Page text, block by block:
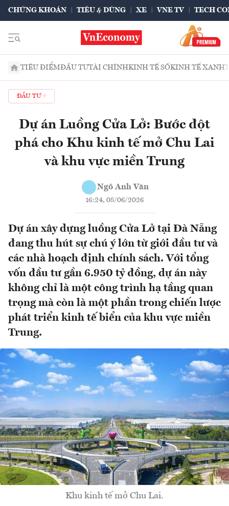
CHỨNG KHOÁN TIÊU & DÙNG XE VNE TV TECH
TIÊU ĐIỂMĐẦU TƯTÀI CHÍNHKINH TẾ SỐKINH TẾ XANH
ĐẦU TƯ
Dự án Luồng Cửa Lở: Bước đột
phá cho Khu kinh tế mở Chu Lai
và khu vực miền Trung
Ngô Anh Văn
16:24, 08/06/2026
Dự án xây dựng luồng Cửa Lở tại Đà Nẵng
đang thu hút sự chú ý lớn từ giới đầu tư và
các nhà hoạch định chính sách. Với tổng
vốn đầu tư gần 6.950 tỷ đồng, dự án này
không chỉ là một công trình hạ tầng quan
trọng mà còn là một phần trong chiến lược
phát triển kinh tế biển của khu vực miền
Trung.
Khu kinh tế mở Chu Lai.